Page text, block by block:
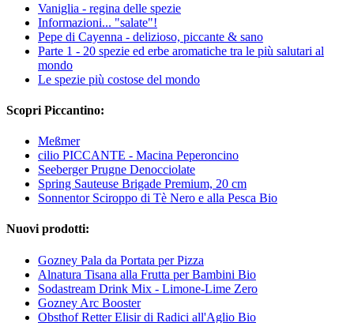
Vaniglia - regina delle spezie
Informazioni... "salate"!
Pepe di Cayenna - delizioso, piccante & sano
Parte 1 - 20 spezie ed erbe aromatiche tra le più salutari al
mondo
Le spezie più costose del mondo
Scopri Piccantino:
Meßmer
cilio PICCANTE - Macina Peperoncino
Seeberger Prugne Denocciolate
Spring Sauteuse Brigade Premium, 20 cm
Sonnentor Sciroppo di Tè Nero e alla Pesca Bio
Nuovi prodotti:
Gozney Pala da Portata per Pizza
Alnatura Tisana alla Frutta per Bambini Bio
Sodastream Drink Mix - Limone-Lime Zero
Gozney Arc Booster
Obsthof Retter Elisir di Radici all'Aglio Bio